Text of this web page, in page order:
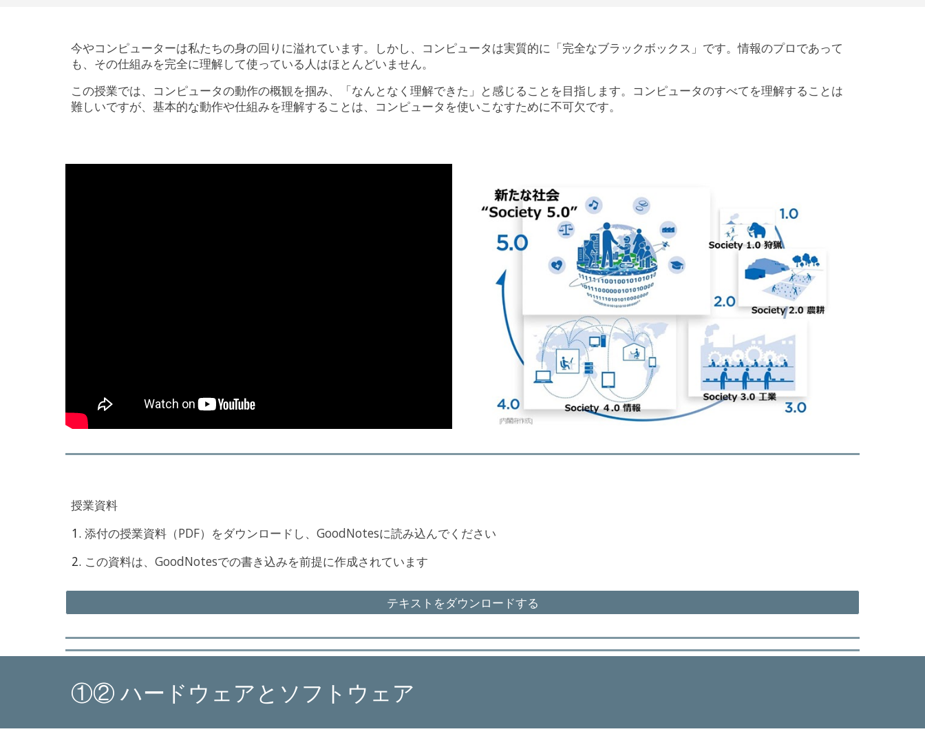
今やコンピューターは私たちの身の回りに溢れています。しかし、コンピュータは実質的に「完全なブラックボックス」です。情報のプロであって
も、その仕組みを完全に理解して使っている人はほとんどいません。
この授業では、コンピュータの動作の概観を掴み、「なんとなく理解できた」と感じることを目指します。コンピュータのすべてを理解することは
難しいですが、基本的な動作や仕組みを理解することは、コンピュータを使いこなすために不可欠です。
授業資料
添付の授業資料（PDF）をダウンロードし、GoodNotesに読み込んでください
この資料は、GoodNotesでの書き込みを前提に作成されています
テキストをダウンロードする
①② ハードウェアとソフトウェア